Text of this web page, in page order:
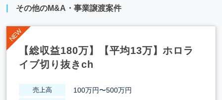
その他のM&A・事業譲渡案件
【総収益180万】【平均13万】ホロラ
イブ切り抜きch
売上高 100万円〜500万円